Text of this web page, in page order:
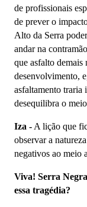
de profissionais
de prever o
Alto da Serra
andar na
que asfalto demais
desenvolvimento,
asfaltamento traria
desequilibra o
Iza - A lição que
observar a
negativos ao meio
Viva! Serra
essa tragédia?